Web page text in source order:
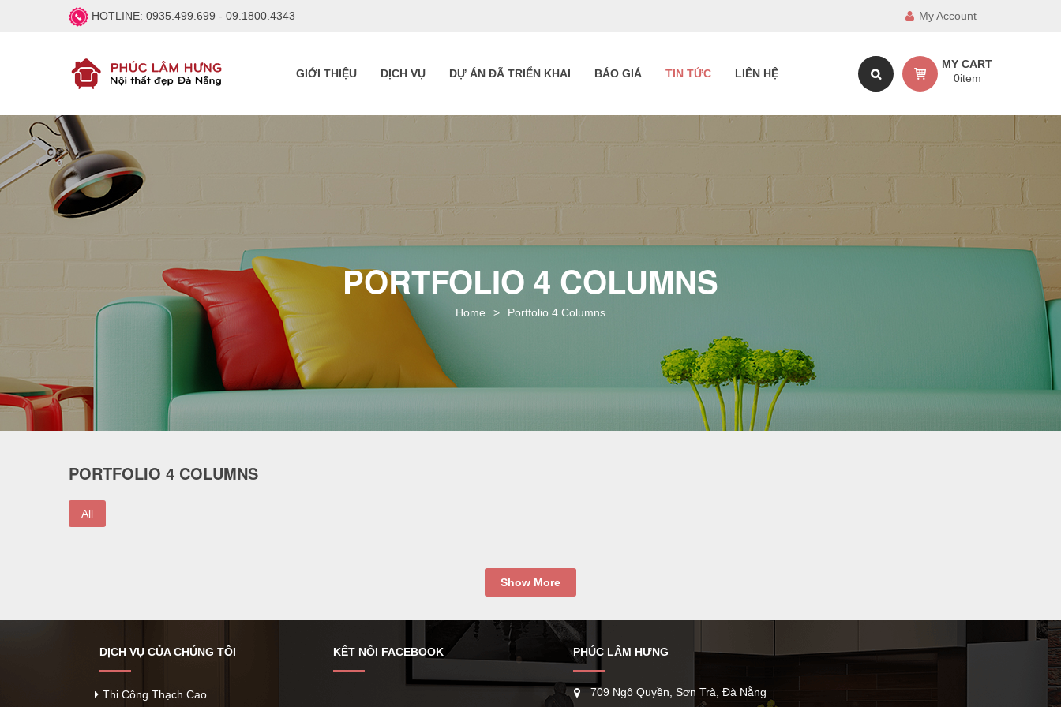
HOTLINE: 0935.499.699 - 09.1800.4343 My Account
GIỚI THIỆU DỊCH VỤ DỰ ÁN ĐÃ TRIỂN KHAI BÁO GIÁ TIN TỨC LIÊN HỆ
MY CART
0item
PORTFOLIO 4 COLUMNS
Home > Portfolio 4 Columns
PORTFOLIO 4 COLUMNS
All
DỊCH VỤ CỦA CHÚNG TÔI
Thi Công Thạch Cao
KẾT NỐI FACEBOOK PHÚC LÂM HƯNG
709 Ngô Quyền, Sơn Trà, Đà Nẵng